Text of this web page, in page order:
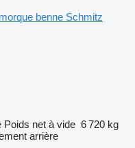
benne Schmitz
Poids net à vide 6 720 kg
arrière